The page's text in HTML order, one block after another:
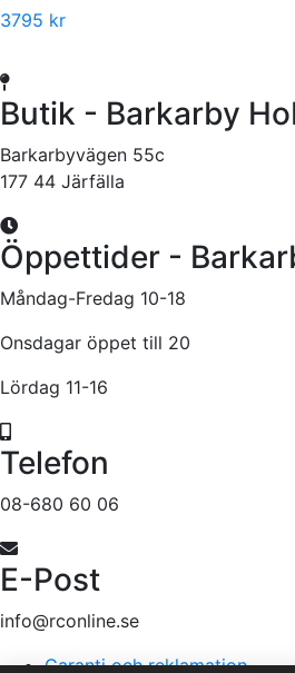
3795 kr
Butik - Barkarby
Barkarbyvägen 55c
177 44 Järfälla
Öppettider -
Måndag-Fredag 10-18
Onsdagar öppet till 20
Lördag 11-16
Telefon
08-680 60 06
E-Post
info@rconline.se
Garanti och reklamation